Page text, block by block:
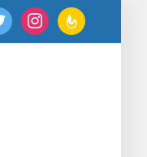
instagramfeedburner